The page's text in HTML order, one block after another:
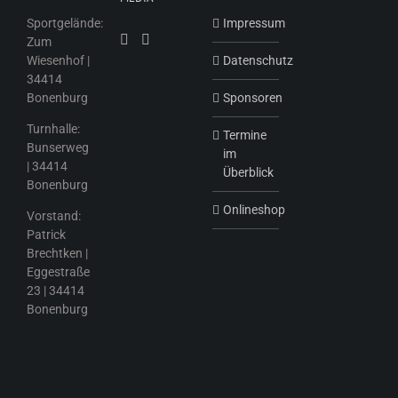
Sportgelände:
Zum
Wiesenhof |
34414
Bonenburg
Turnhalle:
Bunserweg
| 34414
Bonenburg
Vorstand:
Patrick
Brechtken |
Eggestraße
23 | 34414
Bonenburg
Impressum
Datenschutz
Sponsoren
Termine
im
Überblick
Onlineshop